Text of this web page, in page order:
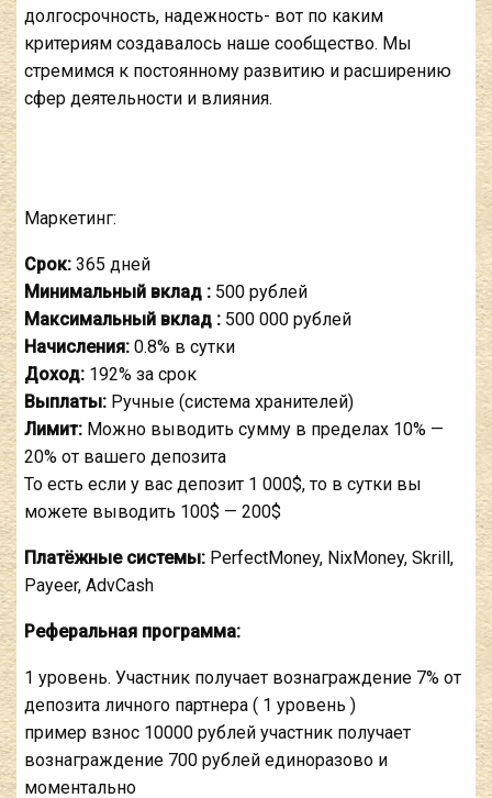
долгосрочность, надежность- вот по каким
критериям создавалось наше сообщество. Мы
стремимся к постоянному развитию и расширению
сфер деятельности и влияния.
Маркетинг:
Срок: 365 дней
Минимальный вклад : 500 рублей
Максимальный вклад : 500 000 рублей
Начисления: 0.8% в сутки
Доход: 192% за срок
Выплаты: Ручные (система хранителей)
Лимит: Можно выводить сумму в пределах 10% —
20% от вашего депозита
То есть если у вас депозит 1 000$, то в сутки вы
можете выводить 100$ — 200$
Платёжные системы: PerfectMoney, NixMoney, Skrill,
Payeer, AdvCash
Реферальная программа:
1 уровень. Участник получает вознаграждение 7% от
депозита личного партнера ( 1 уровень )
пример взнос 10000 рублей участник получает
вознаграждение 700 рублей единоразово и
моментально